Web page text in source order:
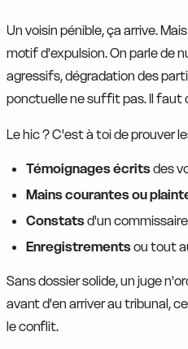
Un voisin pénible, ça arrive.
motif d'expulsion. On parle de
agressifs, dégradation des
ponctuelle ne suffit pas. Il faut
Le hic ? C'est à toi de prouver
Témoignages écritsdes
Mains courantes ou
Constatsd'un
Enregistrementsou tout
Sans dossier solide, un juge
avant d'en arriver au tribunal,
le conflit.